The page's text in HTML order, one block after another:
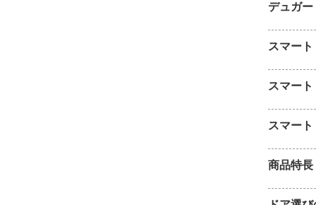
デュガー
スマー
スマー
スマー
商品特長